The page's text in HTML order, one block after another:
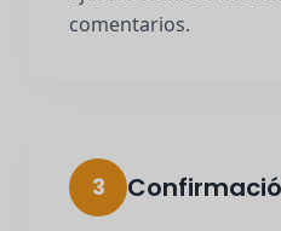
comentarios.
3